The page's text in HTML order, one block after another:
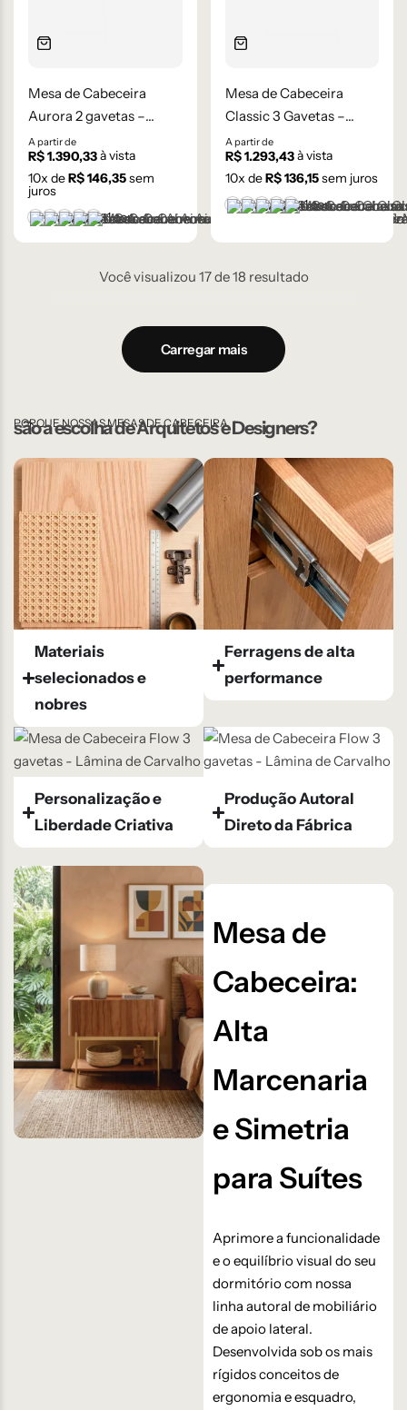
Mesa de Cabeceira
Aurora 2 gavetas –
Laqueada
A partir de
R$1.390,33à vista
10x deR$146,35sem
juros
Branco
Cinza Médio
Frapê
Mocha Mousse
Preto
+1 cor
Mesa de Cabeceira
Classic 3 Gavetas –
Laqueada
A partir de
R$1.293,43à vista
10x deR$136,15sem juros
Branco
Cinza Médio
Frapê
Mocha Mousse
Preto
+1 cor
Você visualizou 17de18 resultado
Carregar mais
PORQUE NOSSAS MESAS DE CABECEIRA
são a escolha de Arquitetos e Designers?
Materiais
selecionados e
nobres
Ferragens de alta
performance
Personalização e
Liberdade Criativa
Produção Autoral
Direto da Fábrica
Mesa de
Cabeceira:
Alta
Marcenaria
e Simetria
para Suítes
Aprimore a funcionalidade
e o equilíbrio visual do seu
dormitório com nossa
linha autoral de mobiliário
de apoio lateral.
Desenvolvida sob os mais
rígidos conceitos de
ergonomia e esquadro,